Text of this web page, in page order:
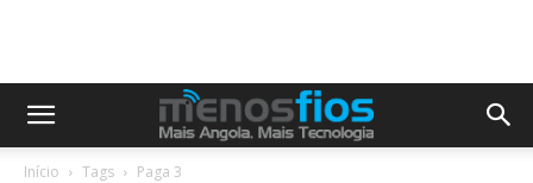
Início Tags Paga 3